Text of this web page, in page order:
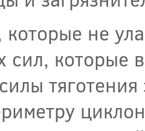
которые не
сил, которые